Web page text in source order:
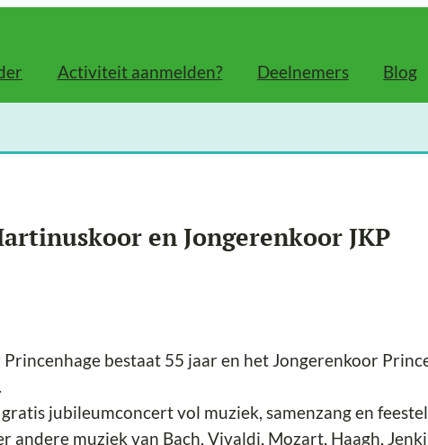
Activiteit aanmelden? Deelnemers Blog
en Jongerenkoor JKP
bestaat 55 jaar en het Jongerenkoor
jubileumconcert vol muziek, samenzang en
andere muziek van Bach, Vivaldi, Mozart, Haagh,